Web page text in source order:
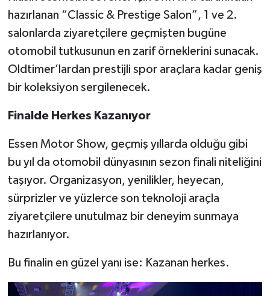
hazırlanan “Classic & Prestige Salon”, 1 ve 2.
salonlarda ziyaretçilere geçmişten bugüne
otomobil tutkusunun en zarif örneklerini sunacak.
Oldtimer’lardan prestijli spor araçlara kadar geniş
bir koleksiyon sergilenecek.
Finalde Herkes Kazanıyor
Essen Motor Show, geçmiş yıllarda olduğu gibi
bu yıl da otomobil dünyasının sezon finali niteliğini
taşıyor. Organizasyon, yenilikler, heyecan,
sürprizler ve yüzlerce son teknoloji araçla
ziyaretçilere unutulmaz bir deneyim sunmaya
hazırlanıyor.
Bu finalin en güzel yanı ise: Kazanan herkes.